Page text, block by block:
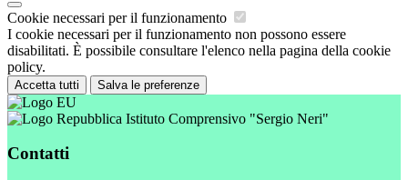
Cookie necessari per il funzionamento
I cookie necessari per il funzionamento non possono essere
disabilitati. È possibile consultare l'elenco nella pagina della cookie
policy.
Accetta tutti Salva le preferenze
Istituto Comprensivo "Sergio Neri"
Contatti